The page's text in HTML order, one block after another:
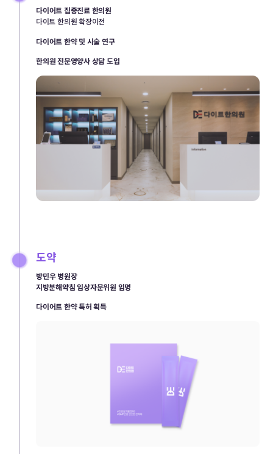
다이어트 집중진료 한의원
다이트 한의원 확장이전
다이어트 한약 및 시술 연구
한의원 전문영양사 상담 도입
도약
방민우 병원장
지방분해약침 임상자문위원 임명
다이어트 한약 특허 획득